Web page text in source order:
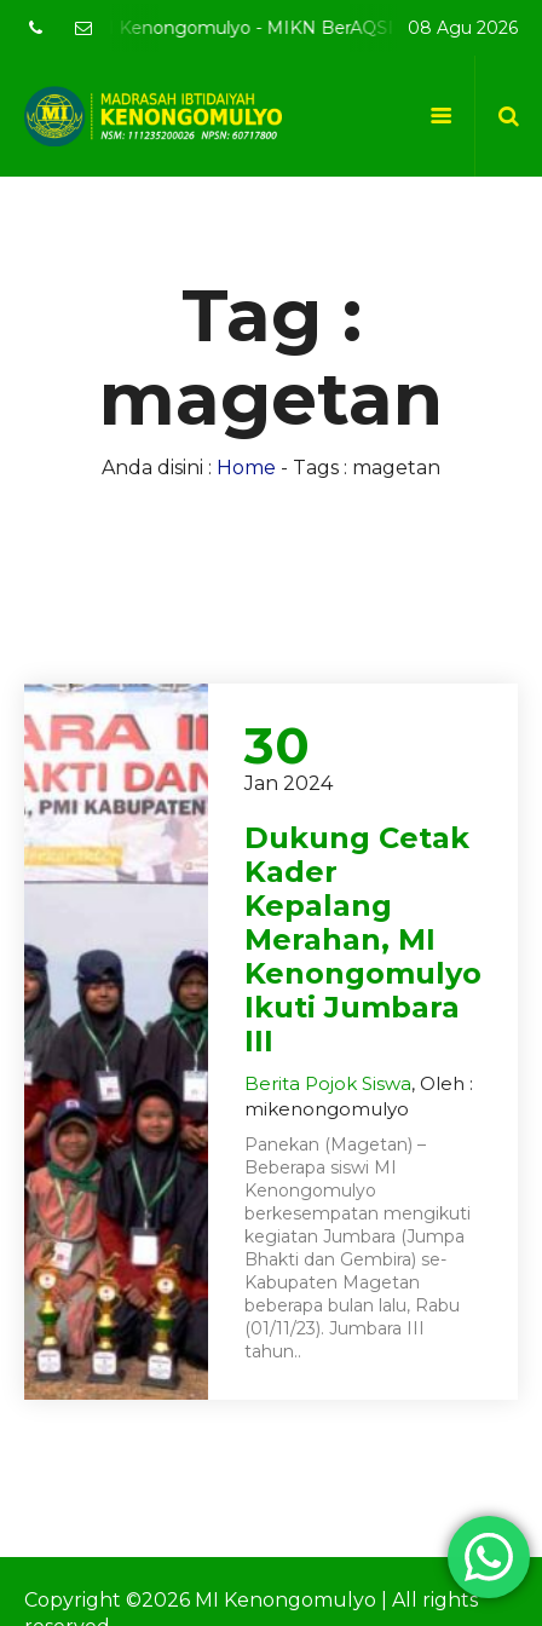
resmi MI Kenongomulyo - MIKN BerAQSI Beradab alQuran
08 Agu 2026
Tag :
magetan
Anda disini : Home - Tags : magetan
30
Jan 2024
Dukung Cetak
Kader
Kepalang
Merahan, MI
Kenongomulyo
Ikuti Jumbara
III
Berita Pojok Siswa, Oleh :
mikenongomulyo
Panekan (Magetan) –
Beberapa siswi MI
Kenongomulyo
berkesempatan mengikuti
kegiatan Jumbara (Jumpa
Bhakti dan Gembira) se-
Kabupaten Magetan
beberapa bulan lalu, Rabu
(01/11/23). Jumbara III
tahun..
Copyright ©2026 MI Kenongomulyo | All rights